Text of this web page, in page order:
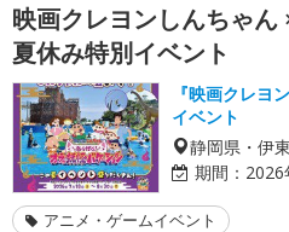
映画クレヨンしんちゃん
夏休み特別イベント
『映画クレヨ
イベント
静岡県・伊
期間： 2026
アニメ・ゲームイベント